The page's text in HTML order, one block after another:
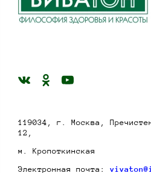
119034, г. Москва,
12,
м. Кропоткинская
Электронная почта: